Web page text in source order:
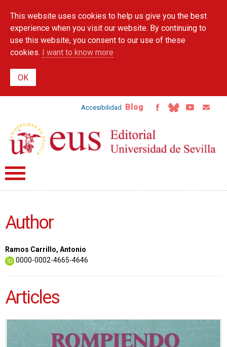
main
content
This website uses cookies to help us give you the best
experience when you visit our website. By continuing to
use this website, you consent to our use of these
cookies. I want to know more
Accesibilidad Blog
Author
Ramos Carrillo, Antonio
0000-0002-4665-4646
Articles